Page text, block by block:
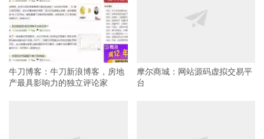
牛刀博客：牛刀新浪博客，房地
产最具影响力的独立评论家
摩尔商城：网站源码虚拟交易平
台